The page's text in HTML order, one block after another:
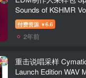
Sounds of KSHMR
付费资源 ￥6.6
2年前
重击说唱采样
Launch Edition WAV